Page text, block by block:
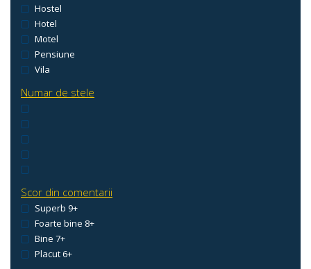
Hostel
Hotel
Motel
Pensiune
Vila
Numar de stele
Scor din comentarii
Superb 9+
Foarte bine 8+
Bine 7+
Placut 6+